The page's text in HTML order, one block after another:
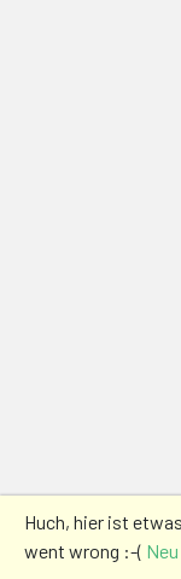
Huch, hier ist
went wrong :-(